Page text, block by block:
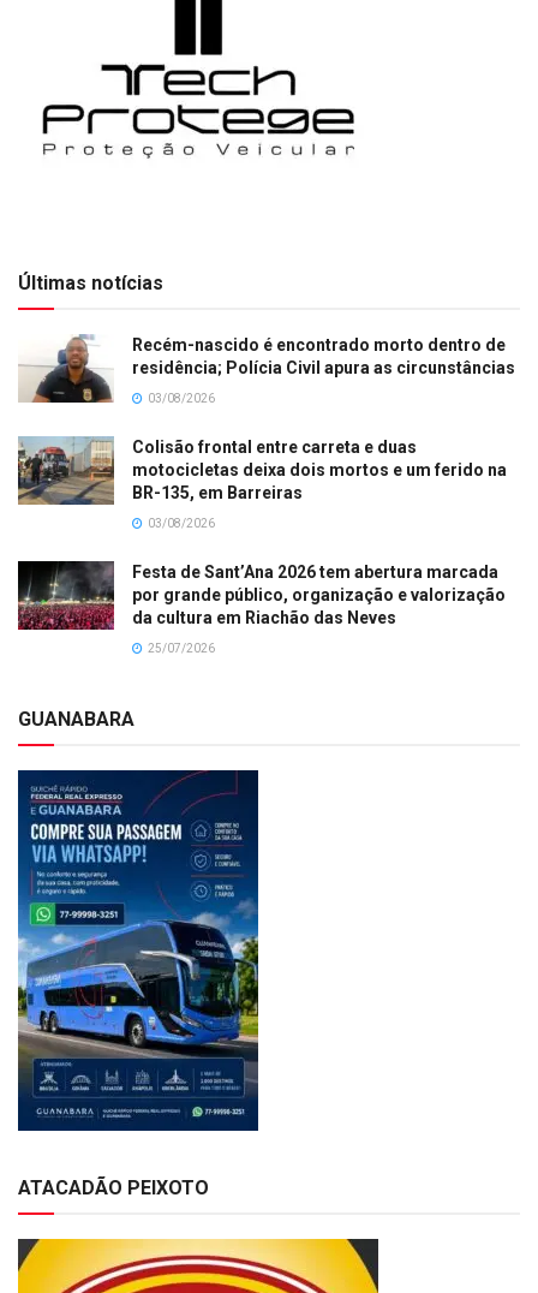
Últimas notícias
Recém-nascido é encontrado morto dentro de
residência; Polícia Civil apura as circunstâncias
03/08/2026
Colisão frontal entre carreta e duas
motocicletas deixa dois mortos e um ferido na
BR-135, em Barreiras
03/08/2026
Festa de Sant’Ana 2026 tem abertura marcada
por grande público, organização e valorização
da cultura em Riachão das Neves
25/07/2026
GUANABARA
ATACADÃO PEIXOTO